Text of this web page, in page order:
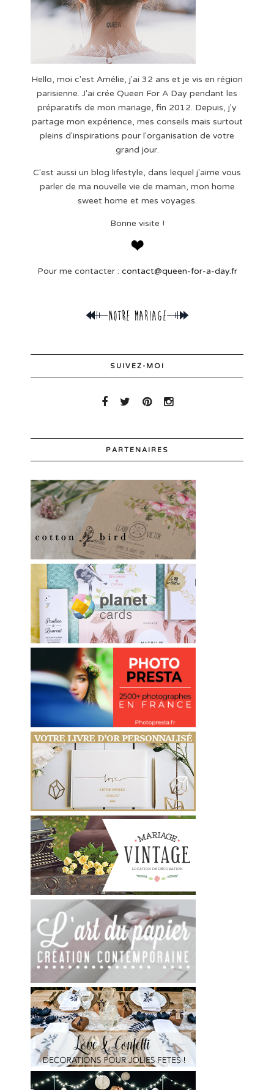
Hello, moi c'est Amélie, j'ai 32 ans et je vis en région
parisienne. J'ai crée Queen For A Day pendant les
préparatifs de mon mariage, fin 2012. Depuis, j'y
partage mon expérience, mes conseils mais surtout
pleins d'inspirations pour l'organisation de votre
grand jour.
C'est aussi un blog lifestyle, dans lequel j'aime vous
parler de ma nouvelle vie de maman, mon home
sweet home et mes voyages.
Bonne visite !
Pour me contacter : contact@queen-for-a-day.fr
SUIVEZ-MOI
PARTENAIRES